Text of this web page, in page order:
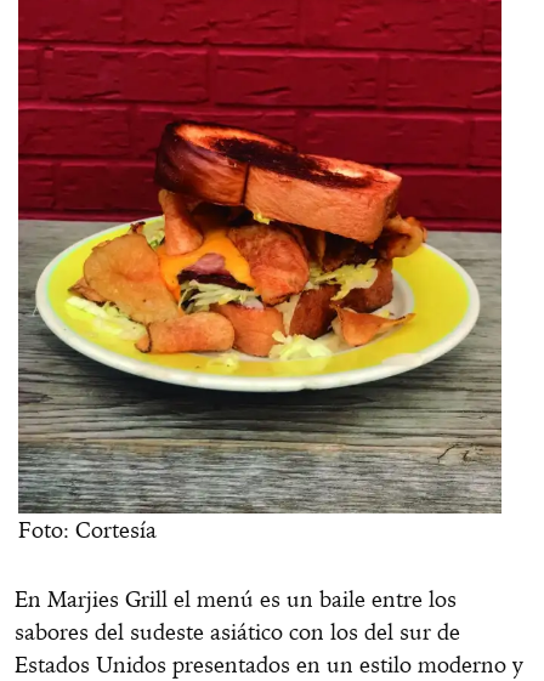
Foto: Cortesía
En Marjies Grill el menú es un baile entre los
sabores del sudeste asiático con los del sur de
Estados Unidos presentados en un estilo moderno y